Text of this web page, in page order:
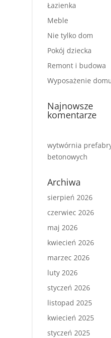
Łazienka
Meble
Nie tylko dom
Pokój dziecka
Remont i budowa
Wyposażenie
Najnowsze
komentarze
wytwórnia
betonowych
Archiwa
sierpień 2026
czerwiec 2026
maj 2026
kwiecień 2026
marzec 2026
luty 2026
styczeń 2026
listopad 2025
kwiecień 2025
styczeń 2025